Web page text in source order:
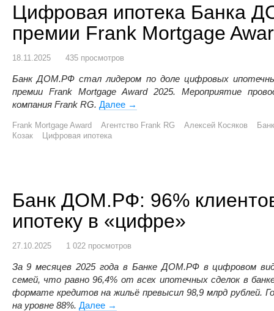
Цифровая ипотека Банка
премии Frank Mortgage
18.11.2025 435 просмотров
Банк ДОМ.РФ стал лидером по доле цифровых
премии Frank Mortgage Award 2025. Мероприятие
компания Frank RG. Далее Цифровая ипотека Банка ДОМ.РФ
→
Frank Mortgage Award Агентство Frank RG Алексей Косяков
Козак
Цифровая ипотека
Банк ДОМ.РФ: 96%
ипотеку в «цифре»
27.10.2025 1 022 просмотров
За 9 месяцев 2025 года в Банке ДОМ.РФ в цифровом
семей, что равно 96,4% от всех ипотечных сделок в
формате кредитов на жильё превысил 98,9 млрд рублей.
на уровне 88%. Далее Банк ДОМ.РФ: 96% клиентов
→